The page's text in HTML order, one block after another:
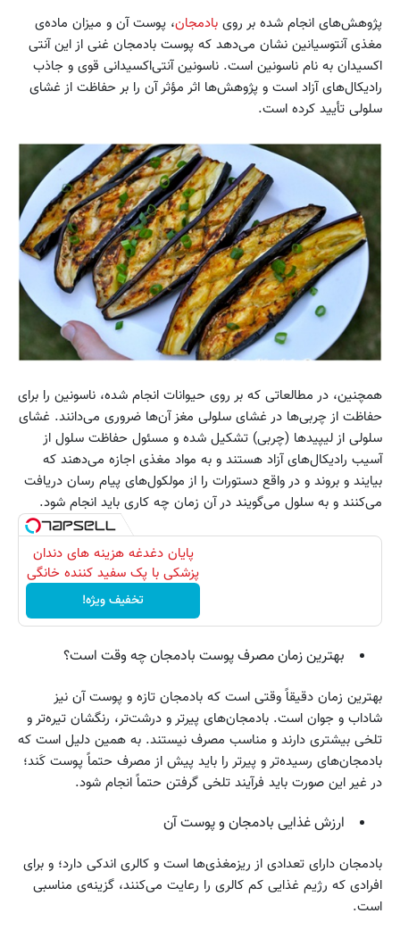
پژوهش‌های انجام شده بر روی بادمجان، پوست آن و میزان ماده‌ی
مغذی آنتوسیانین نشان می‌دهد که پوست بادمجان غنی از این آنتی
اکسیدان به نام ناسونین است. ناسونین آنتی‌اکسیدانی قوی و جاذب
رادیکال‌های آزاد است و پژوهش‌ها اثر مؤثر آن را بر حفاظت از غشای
سلولی تأیید کرده است.
همچنین، در مطالعاتی که بر روی حیوانات انجام شده، ناسونین را برای
حفاظت از چربی‌ها در غشای سلولی مغز آن‌ها ضروری می‌دانند. غشای
سلولی از لیپیدها (چربی) تشکیل شده و مسئول حفاظت سلول از
آسیب رادیکال‌های آزاد هستند و به مواد مغذی اجازه می‌دهند که
بیایند و بروند و در واقع دستورات را از مولکول‌های پیام رسان دریافت
می‌کنند و به سلول می‌گویند در آن زمان چه کاری باید انجام شود.
پایان دغدغه هزینه های دندان
پزشکی با پک سفید کننده خانگی
تخفیف ویژه!
بهترین زمان مصرف پوست بادمجان چه وقت است؟
بهترین زمان دقیقاً وقتی است که بادمجان تازه و پوست آن نیز
شاداب و جوان است. بادمجان‌های پیرتر و درشت‌تر، رنگشان تیره‌تر و
تلخی بیشتری دارند و مناسب مصرف نیستند. به همین دلیل است که
بادمجان‌های رسیده‌تر و پیرتر را باید پیش از مصرف حتماً پوست کَند؛
در غیر این صورت باید فرآیند تلخی گرفتن حتماً انجام شود.
ارزش غذایی بادمجان و پوست آن
بادمجان دارای تعدادی از ریزمغذی‌ها است و کالری اندکی دارد؛ و برای
افرادی که رژیم غذایی کم کالری را رعایت می‌کنند، گزینه‌ی مناسبی
است.